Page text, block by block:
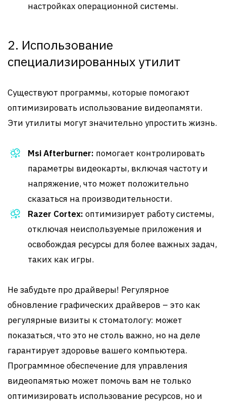
настройках операционной системы.
2. Использование
специализированных утилит
Существуют программы, которые помогают
оптимизировать использование видеопамяти.
Эти утилиты могут значительно упростить жизнь.
Msi Afterburner: помогает контролировать
параметры видеокарты, включая частоту и
напряжение, что может положительно
сказаться на производительности.
Razer Cortex: оптимизирует работу системы,
отключая неиспользуемые приложения и
освобождая ресурсы для более важных задач,
таких как игры.
Не забудьте про драйверы! Регулярное
обновление графических драйверов – это как
регулярные визиты к стоматологу: может
показаться, что это не столь важно, но на деле
гарантирует здоровье вашего компьютера.
Программное обеспечение для управления
видеопамятью может помочь вам не только
оптимизировать использование ресурсов, но и